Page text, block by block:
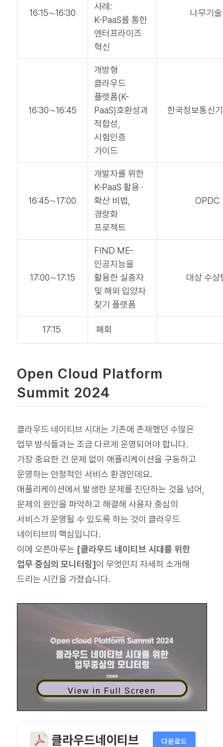
16:15∼16:30
사례:
K-PaaS를 통한
엔터프라이즈
혁신
나무기
16:30∼16:45
개방형
클라우드
플랫폼(K-
PaaS)호환성과
적합성,
시험인증
가이드
한국정보통신
16:45∼17:00
개발자를 위한
K-PaaS 활용 ·
확산 비법,
경량화
프로젝트
OPDC
17:00∼17:15
FIND ME-
인공지능을
활용한 실종자
및 해외 입양자
찾기 플랫폼
대상 수상
17:15 폐회
Open Cloud Platform
Summit 2024
클라우드 네이티브 시대는 기존에 존재했던 수많은
업무 방식들과는 조금 다르게 운영되어야 합니다.
가장 중요한 건 문제 없이 애플리케이션을 구동하고
운영하는 안정적인 서비스 환경인데요.
애플리케이션에서 발생한 문제를 진단하는 것을 넘어,
문제의 원인을 파악하고 해결해 사용자 중심의
서비스가 운영될 수 있도록 하는 것이 클라우드
네이티브의 핵심입니다.
이에 오픈마루는 [클라우드 네이티브 시대를 위한
업무 중심의 모니터링]이 무엇인지 자세히 소개해
드리는 시간을 가졌습니다.
View in Full Screen
클라우드네이티브
다운로드